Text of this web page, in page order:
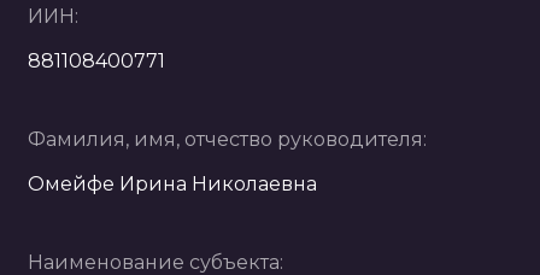
ИИН:
881108400771
Фамилия, имя, отчество руководителя:
Омейфе Ирина Николаевна
Наименование субъекта: